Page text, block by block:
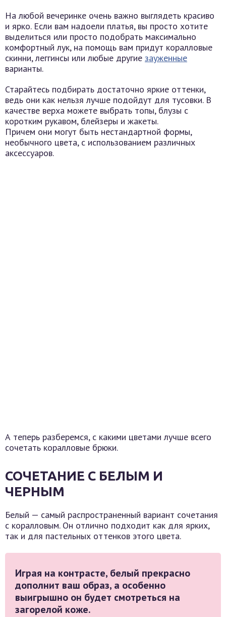
На любой вечеринке очень важно выглядеть красиво
и ярко. Если вам надоели платья, вы просто хотите
выделиться или просто подобрать максимально
комфортный лук, на помощь вам придут коралловые
скинни, леггинсы или любые другие зауженные
варианты.
Старайтесь подбирать достаточно яркие оттенки,
ведь они как нельзя лучше подойдут для тусовки. В
качестве верха можете выбрать топы, блузы с
коротким рукавом, блейзеры и жакеты.
Причем они могут быть нестандартной формы,
необычного цвета, с использованием различных
аксессуаров.
А теперь разберемся, с какими цветами лучше всего
сочетать коралловые брюки.
СОЧЕТАНИЕ С БЕЛЫМ И
ЧЕРНЫМ
Белый — самый распространенный вариант сочетания
с коралловым. Он отлично подходит как для ярких,
так и для пастельных оттенков этого цвета.
Играя на контрасте, белый прекрасно
дополнит ваш образ, а особенно
выигрышно он будет смотреться на
загорелой коже.